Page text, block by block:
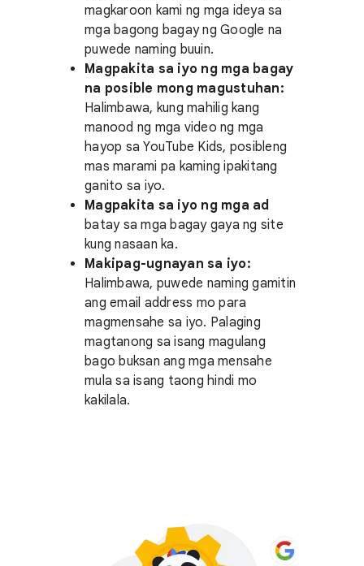
magkaroon kami ng mga ideya sa
mga bagong bagay ng Google na
puwede naming buuin.
Magpakita sa iyo ng mga bagay
na posible mong magustuhan:
Halimbawa, kung mahilig kang
manood ng mga video ng mga
hayop sa YouTube Kids, posibleng
mas marami pa kaming ipakitang
ganito sa iyo.
Magpakita sa iyo ng mga ad
batay sa mga bagay gaya ng site
kung nasaan ka.
Makipag-ugnayan sa iyo:
Halimbawa, puwede naming gamitin
ang email address mo para
magmensahe sa iyo. Palaging
magtanong sa isang magulang
bago buksan ang mga mensahe
mula sa isang taong hindi mo
kakilala.